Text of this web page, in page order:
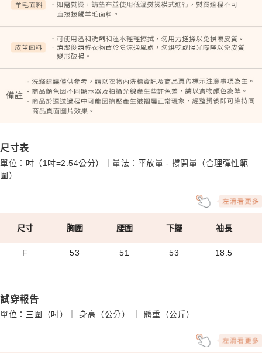
尺寸表
單位：吋（1吋=2.54公分）｜量法：平放量 - 撐開量（合理彈性範
圍）
尺寸 胸圍 腰圍 下擺 袖長
F 53 51 53 18.5
試穿報告
單位：三圍（吋）｜ 身高（公分） ｜ 體重（公斤）